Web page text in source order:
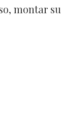
montar